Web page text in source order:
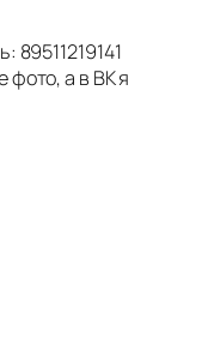
89511219141
фото, а в ВК я